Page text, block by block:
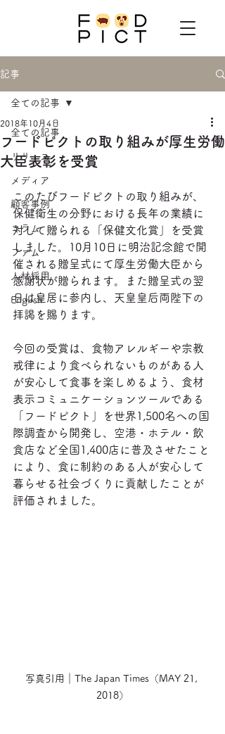
記事
全ての記事
リリース
メディア
顧客事例
コラム
ファム
人材採用
English
全ての記事
フードピクトの取り組みが厚生労働
大臣表彰を受賞
2018年10月4日
このたびフードピクトの取り組みが、
保健衛生の分野における長年の業績に
対して贈られる「保健文化賞」を受賞
しました。10月10日に明治記念館で開
催される贈呈式にて厚生労働大臣から
感謝状が贈られます。また贈呈式の翌
日は皇居に参内し、天皇皇后両陛下の
拝謁を賜ります。
今回の受賞は、食物アレルギーや宗教
戒律により食べられないものがある人
が安心して食事を楽しめるよう、食材
表示コミュニケーションツールである
「フードピクト」を世界1,500名への国
際調査から開発し、空港・ホテル・飲
食店など全国1,400店に普及させたこと
により、食に制約のある人が安心して
暮らせる社会づくりに貢献したことが
評価されました。
写真引用｜The Japan Times（MAY 21,
2018）